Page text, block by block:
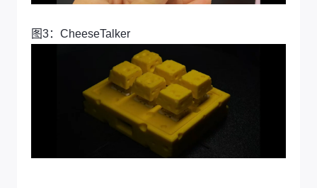
图3：CheeseTalker